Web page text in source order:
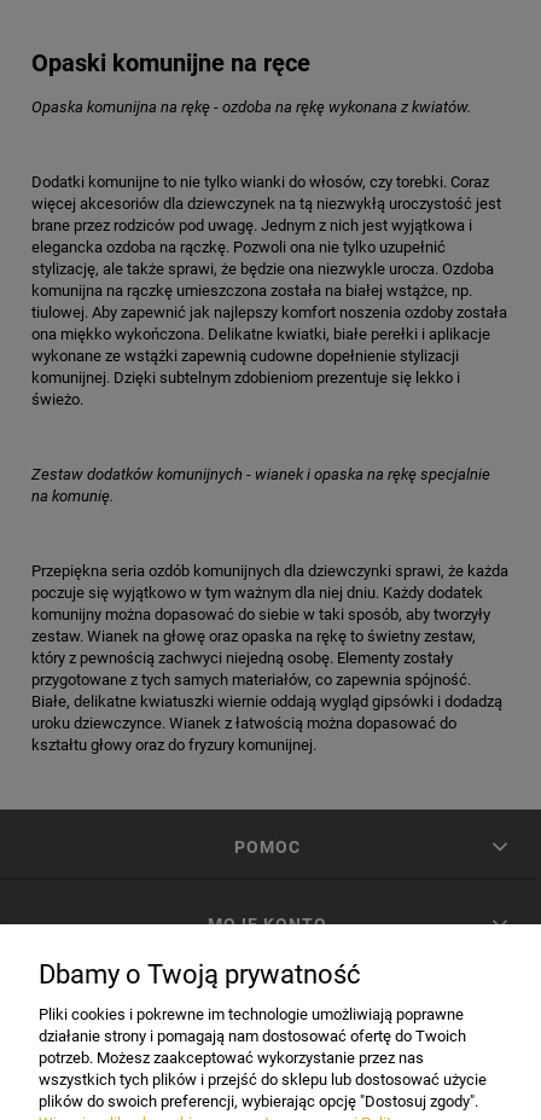
Opaski komunijne na ręce
Opaska komunijna na rękę - ozdoba na rękę wykonana z kwiatów.
Dodatki komunijne to nie tylko wianki do włosów, czy torebki. Coraz
więcej akcesoriów dla dziewczynek na tą niezwykłą uroczystość jest
brane przez rodziców pod uwagę. Jednym z nich jest wyjątkowa i
elegancka ozdoba na rączkę. Pozwoli ona nie tylko uzupełnić
stylizację, ale także sprawi, że będzie ona niezwykle urocza. Ozdoba
komunijna na rączkę umieszczona została na białej wstążce, np.
tiulowej. Aby zapewnić jak najlepszy komfort noszenia ozdoby została
ona miękko wykończona. Delikatne kwiatki, białe perełki i aplikacje
wykonane ze wstążki zapewnią cudowne dopełnienie stylizacji
komunijnej. Dzięki subtelnym zdobieniom prezentuje się lekko i
świeżo.
Zestaw dodatków komunijnych - wianek i opaska na rękę specjalnie
na komunię.
Przepiękna seria ozdób komunijnych dla dziewczynki sprawi, że każda
poczuje się wyjątkowo w tym ważnym dla niej dniu. Każdy dodatek
komunijny można dopasować do siebie w taki sposób, aby tworzyły
zestaw. Wianek na głowę oraz opaska na rękę to świetny zestaw,
który z pewnością zachwyci niejedną osobę. Elementy zostały
przygotowane z tych samych materiałów, co zapewnia spójność.
Białe, delikatne kwiatuszki wiernie oddają wygląd gipsówki i dodadzą
uroku dziewczynce. Wianek z łatwością można dopasować do
kształtu głowy oraz do fryzury komunijnej.
POMOC
MOJE KONTO
INFORMACJE
Dbamy o Twoją prywatność
Pliki cookies i pokrewne im technologie umożliwiają poprawne
działanie strony i pomagają nam dostosować ofertę do Twoich
potrzeb. Możesz zaakceptować wykorzystanie przez nas
wszystkich tych plików i przejść do sklepu lub dostosować użycie
plików do swoich preferencji, wybierając opcję "Dostosuj zgody".